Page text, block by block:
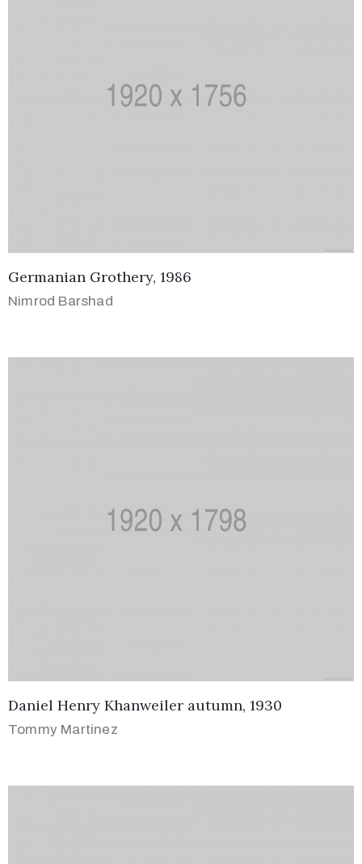
Germanian Grothery, 1986
Nimrod Barshad
Daniel Henry Khanweiler autumn, 1930
Tommy Martinez